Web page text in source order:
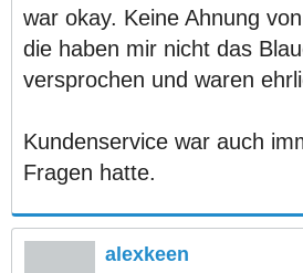
war okay. Keine Ahnung
die haben mir nicht das
versprochen und waren
Kundenservice war auch
Fragen hatte.
alexkeen